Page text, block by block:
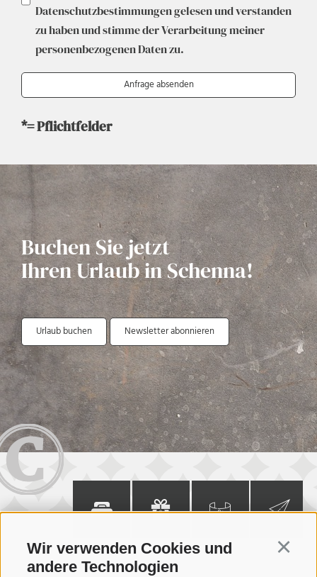
Wir verwenden Cookies und
andere Technologien
Datenschutzbestimmungen gelesen und verstanden
zu haben und stimme der Verarbeitung meiner
personenbezogenen Daten zu.
*= Pflichtfelder
Buchen Sie jetzt
Ihren Urlaub in Schenna!
Urlaub buchen Newsletter abonnieren
Zimmer Gutschein 360° Tour Newsletter